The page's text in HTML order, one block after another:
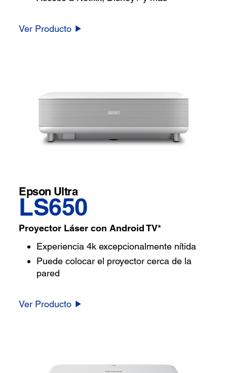
Ver Producto
Epson Ultra
LS650
Proyector Láser con Android TV*
Experiencia 4k excepcionalmente nítida
Puede colocar el proyector cerca de la
pared
Ver Producto